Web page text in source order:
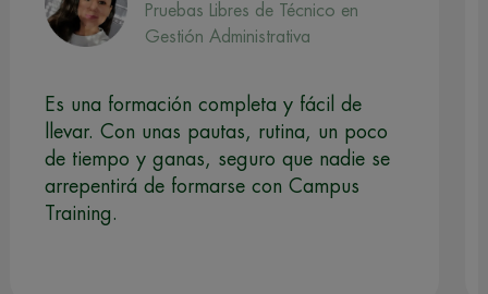
Pruebas Libres de Técnico en
Gestión Administrativa
Es una formación completa y fácil de
llevar. Con unas pautas, rutina, un poco
de tiempo y ganas, seguro que nadie se
arrepentirá de formarse con Campus
Training.